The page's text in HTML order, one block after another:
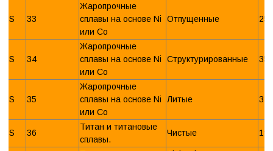
S 33
Жаропрочные
сплавы на основе Ni
или Со
Отпущенные
S 34
Жаропрочные
сплавы на основе Ni
или Со
Структурированные
S 35
Жаропрочные
сплавы на основе Ni
или Со
Литые
S 36
Титан и титановые
сплавы.
Чистые